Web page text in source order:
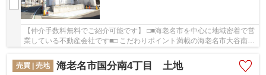
【仲介手数料無料でご紹介可能です】 □■海老名市を中心に地域密着で営
業している不動産会社です■□ こだわりポイント満載の海老名市大谷南3
売買 | 売地
海老名市国分南4丁目 土地